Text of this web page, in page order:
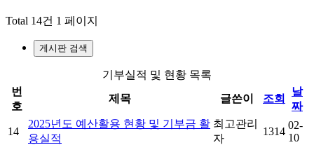
Total 14건 1 페이지
게시판 검색
기부실적 및 현황 목록
번
호
제목 글쓴이 조회
날
짜
14
2025년도 예산활용 현황 및 기부금 활
용실적
최고관리
자
1314
02-
10